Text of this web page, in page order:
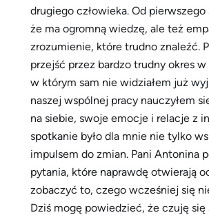
drugiego człowieka. Od
że ma ogromną wiedzę, ale też
zrozumienie, które trudno znaleźć.
przejść przez bardzo trudny okres
w którym sam nie widziałem już
naszej wspólnej pracy nauczyłem
na siebie, swoje emocje i relacje z
spotkanie było dla mnie nie tylko
impulsem do zmian. Pani Antonina
pytania, które naprawdę otwierają
zobaczyć to, czego wcześniej się
Dziś mogę powiedzieć, że czuję się